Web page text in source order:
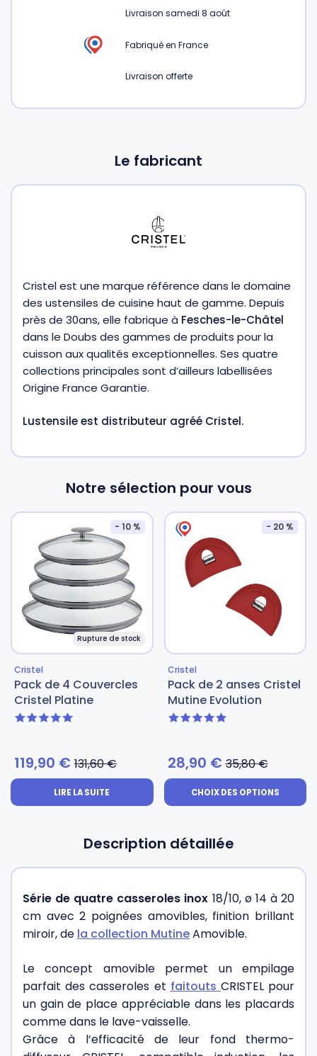
Livraison samedi 8 août
Fabriqué en France
Livraison offerte
Le fabricant
Cristel est une marque référence dans le domaine
des ustensiles de cuisine haut de gamme. Depuis
près de 30ans, elle fabrique à Fesches-le-Châtel
dans le Doubs des gammes de produits pour la
cuisson aux qualités exceptionnelles. Ses quatre
collections principales sont d’ailleurs labellisées
Origine France Garantie.
Lustensile est distributeur agréé Cristel.
Notre sélection pour vous
- 10 %
Rupture de stock
Cristel
Pack de 4 Couvercles
Cristel Platine
119,90 € 131,60€
LIRE LA SUITE
- 20 %
Cristel
Pack de 2 anses Cristel
Mutine Evolution
28,90 € 35,80€
CHOIX DES OPTIONS
Description détaillée
Série de quatre casseroles inox 18/10, ø 14 à 20
cm avec 2 poignées amovibles, finition brillant
miroir, de la collection MutineAmovible.
Le concept amovible permet un empilage
parfait des casseroles et faitouts CRISTEL pour
un gain de place appréciable dans les placards
comme dans le lave-vaisselle.
Grâce à l’efficacité de leur fond thermo-